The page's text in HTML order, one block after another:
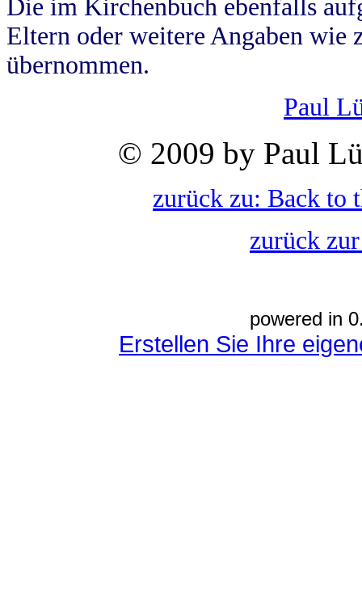
Die im Kirchenbuch ebenfalls
Eltern oder weitere Angaben wie
übernommen.
Paul
© 2009 by Paul
zurück zu: Back to
zurück
powered in
Erstellen Sie Ihre